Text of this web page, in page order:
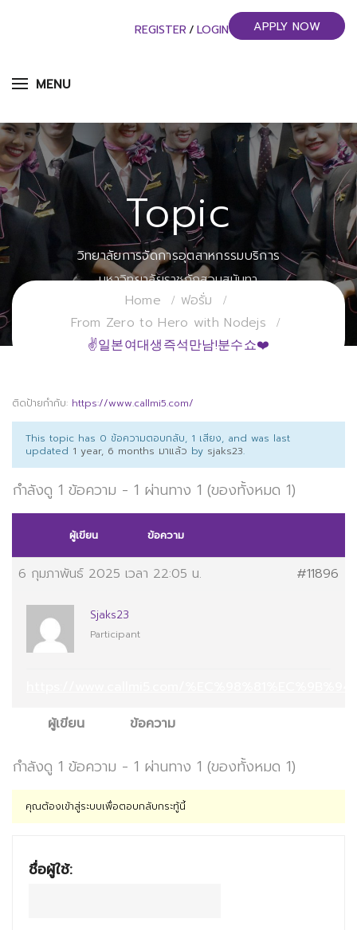
MENU
REGISTER / LOGIN APPLY NOW
Topic
วิทยาลัยการจัดการอุตสาหกรรมบริการ
มหาวิทยาลัยราชภัฏสวนสุนันทา
Home
ฟอรั่ม
From Zero to Hero with Nodejs
✌일본여대생즉석만남!분수쇼❤️
ติดป้ายกำกับ: https://www.callmi5.com/
This topic has 0 ข้อความตอบกลับ, 1 เสียง, and was last
updated 1 year, 6 months มาแล้ว by sjaks23.
กำลังดู 1 ข้อความ - 1 ผ่านทาง 1 (ของทั้งหมด 1)
ผู้เขียน ข้อความ
6 กุมภาพันธ์ 2025 เวลา 22:05 น. #11896
Sjaks23
Participant
ผู้เขียน
ข้อความ
กำลังดู 1 ข้อความ - 1 ผ่านทาง 1 (ของทั้งหมด 1)
คุณต้องเข้าสู่ระบบเพื่อตอบกลับกระทู้นี้
ชื่อผู้ใช้: